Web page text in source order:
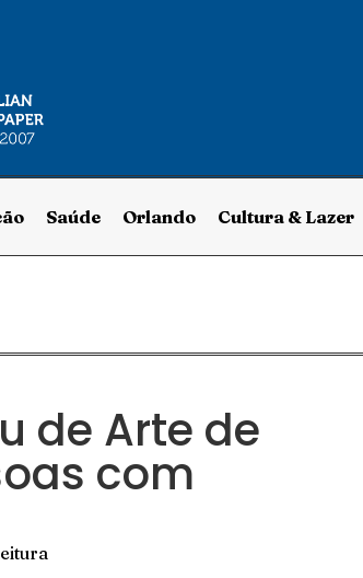
Saúde Orlando Cultura & Lazer
de Arte de
com